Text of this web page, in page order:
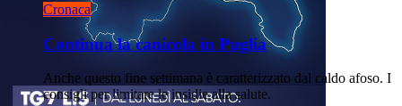
Cronaca
Continua la canicola in Puglia
Anche questo fine settimana è caratterizzato dal caldo afoso. I
consigli per limitare le insidie alla salute.